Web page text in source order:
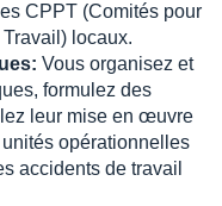
CPPT (Comités pour
locaux.
Vous organisez et
formulez des
leur mise en œuvre
opérationnelles
accidents de travail